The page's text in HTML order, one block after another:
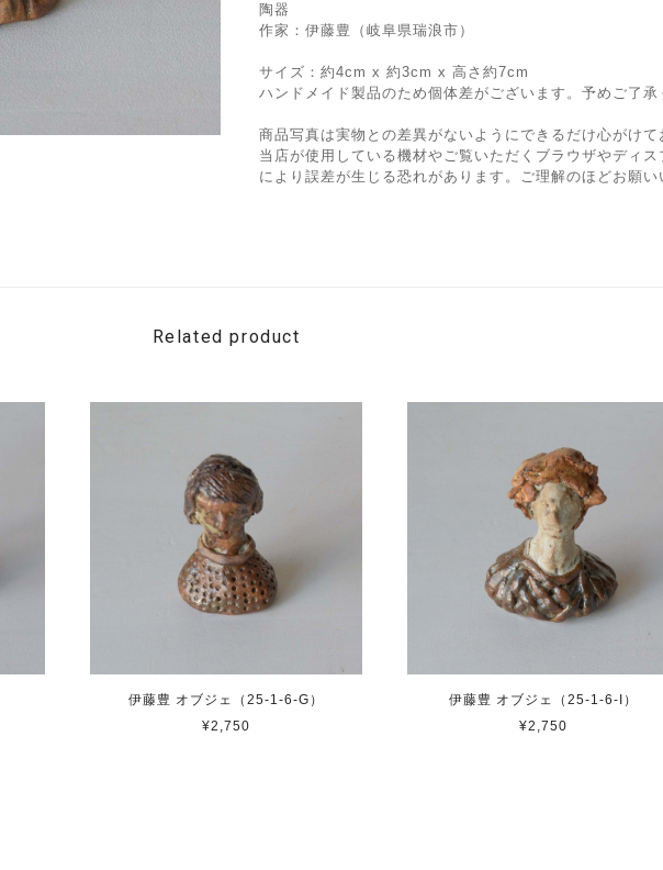
陶器
作家：伊藤豊（岐阜県瑞浪市）
サイズ：約4cm x 約3cm x 高さ約7cm
ハンドメイド製品のため個体差がございます。予めご了承
商品写真は実物との差異がないようにできるだけ心がけて
当店が使用している機材やご覧いただくブラウザやディス
により誤差が生じる恐れがあります。ご理解のほどお願い
Related product
伊藤豊 オブジェ（25-1-6-G）
¥2,750
伊藤豊 オブジェ（25-1-6-I）
¥2,750